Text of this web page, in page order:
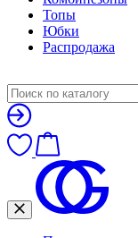
Топы
Юбки
Распродажа